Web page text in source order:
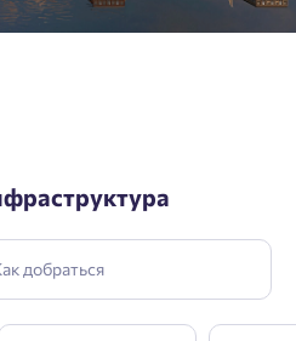
добраться